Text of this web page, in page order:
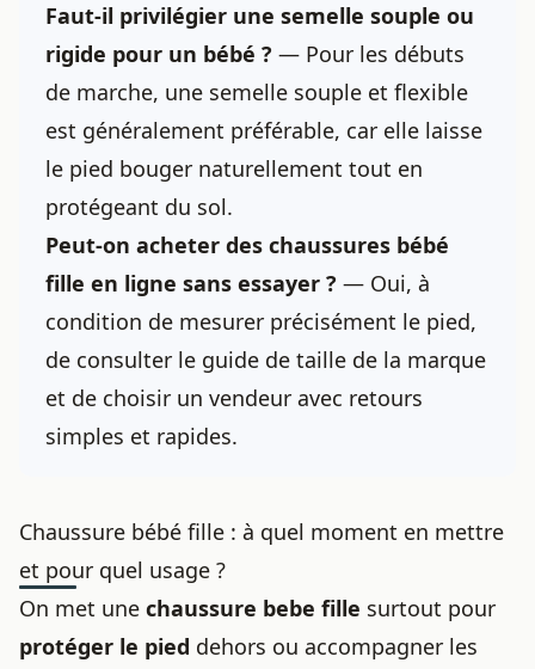
Faut-il privilégier une semelle souple ou
rigide pour un bébé ? — Pour les débuts
de marche, une semelle souple et flexible
est généralement préférable, car elle laisse
le pied bouger naturellement tout en
protégeant du sol.
Peut-on acheter des chaussures bébé
fille en ligne sans essayer ? — Oui, à
condition de mesurer précisément le pied,
de consulter le guide de taille de la marque
et de choisir un vendeur avec retours
simples et rapides.
Chaussure bébé fille : à quel moment en mettre
et pour quel usage ?
On met une chaussure bebe fille surtout pour
protéger le pied dehors ou accompagner les